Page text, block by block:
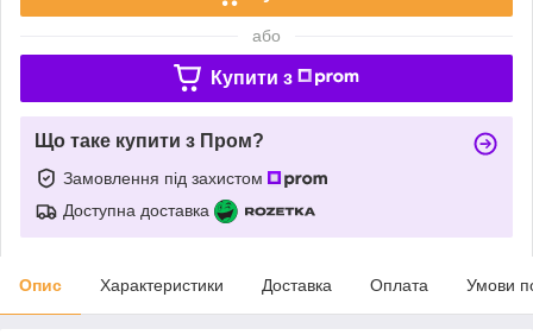
або
Купити з
Що таке купити з Пром?
Замовлення під захистом
Доступна доставка
Опис Характеристики Доставка Оплата Умови